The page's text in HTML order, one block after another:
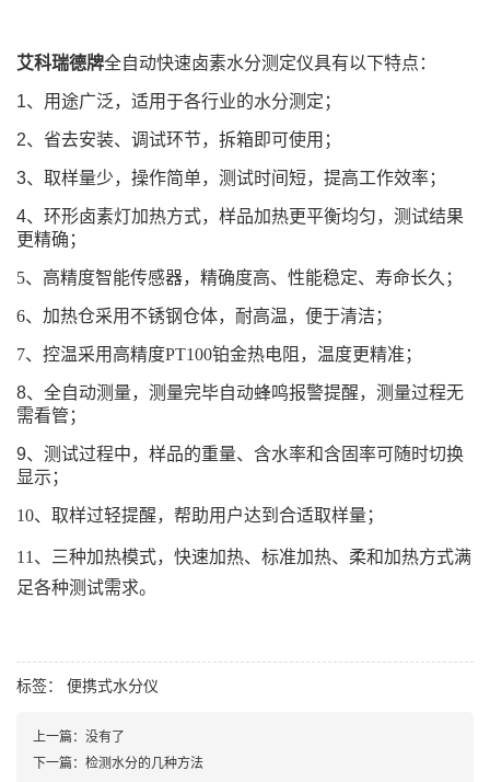
艾科瑞德牌全自动快速卤素水分测定仪具有以下特点：
1、用途广泛，适用于各行业的水分测定；
2、省去安装、调试环节，拆箱即可使用；
3、取样量少，操作简单，测试时间短，提高工作效率；
4、环形卤素灯加热方式，样品加热更平衡均匀，测试结果
更精确；
5、高精度智能传感器，精确度高、性能稳定、寿命长久；
6、加热仓采用不锈钢仓体，耐高温，便于清洁；
7、控温采用高精度PT100铂金热电阻，温度更精准；
8、全自动测量，测量完毕自动蜂鸣报警提醒，测量过程无
需看管；
9、测试过程中，样品的重量、含水率和含固率可随时切换
显示；
10、取样过轻提醒，帮助用户达到合适取样量；
11、三种加热模式，快速加热、标准加热、柔和加热方式满
足各种测试需求。
标签： 便携式水分仪
上一篇： 没有了
下一篇： 检测水分的几种方法